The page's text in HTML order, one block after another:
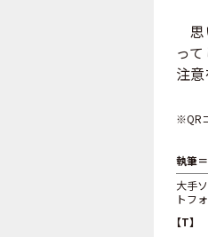
思
っ
注意
※QR
執筆
大手
トフ
【T】